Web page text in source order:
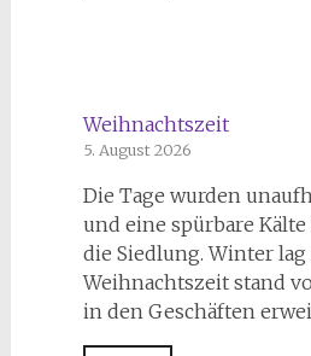
Weihnachtszeit
5. August 2026
Die Tage wurden
und eine spürbare
die Siedlung. Winter
Weihnachtszeit stand
in den Geschäften